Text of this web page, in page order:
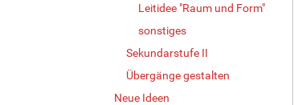
Leitidee "Raum und Form"
sonstiges
Sekundarstufe II
Übergänge gestalten
Neue Ideen